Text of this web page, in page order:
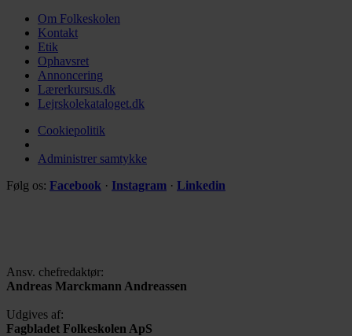
Om Folkeskolen
Kontakt
Etik
Ophavsret
Annoncering
Lærerkursus.dk
Lejrskolekataloget.dk
Cookiepolitik
Administrer samtykke
Følg os: Facebook · Instagram · Linkedin
Ansv. chefredaktør:
Andreas Marckmann Andreassen
Udgives af:
Fagbladet Folkeskolen ApS